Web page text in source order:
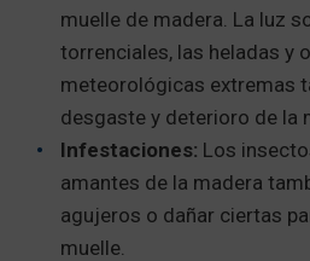
muelle de madera. La luz
torrenciales, las heladas y
meteorológicas extremas
desgaste y deterioro de la
Infestaciones: Los
amantes de la madera
agujeros o dañar ciertas
muelle.